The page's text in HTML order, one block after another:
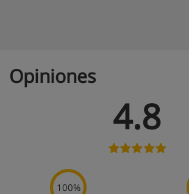
Opiniones
4.8
100%